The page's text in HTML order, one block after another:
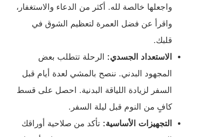
واجعلها خالصة لله. أكثر من الدعاء والاستغفار،
واقرأ عن فضل العمرة لتعظيم الشوق في
قلبك.
الاستعداد الجسدي: الرحلة تتطلب بعض
المجهود البدني. ننصح بالمشي لعدة أيام قبل
السفر لزيادة اللياقة البدنية. احصل على قسط
كافٍ من النوم قبل ليلة السفر.
التجهيزات الأساسية: تأكد من صلاحية أوراقك